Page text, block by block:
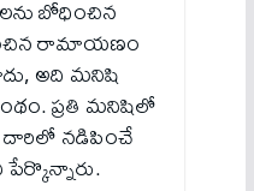
బోధించిన
రామాయణం
అది మనిషి
ప్రతి మనిషిలో
దారిలో నడిపించే